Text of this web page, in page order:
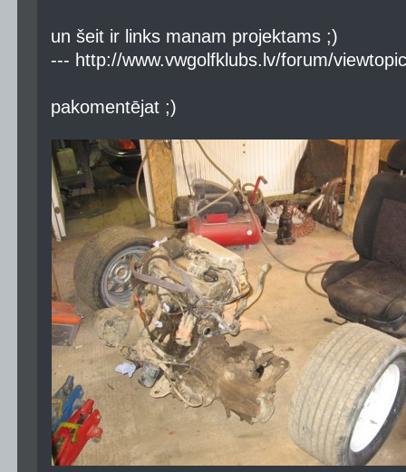
un šeit ir links manam projektams ;)
--- http://www.vwgolfklubs.lv/forum/
pakomentējat ;)